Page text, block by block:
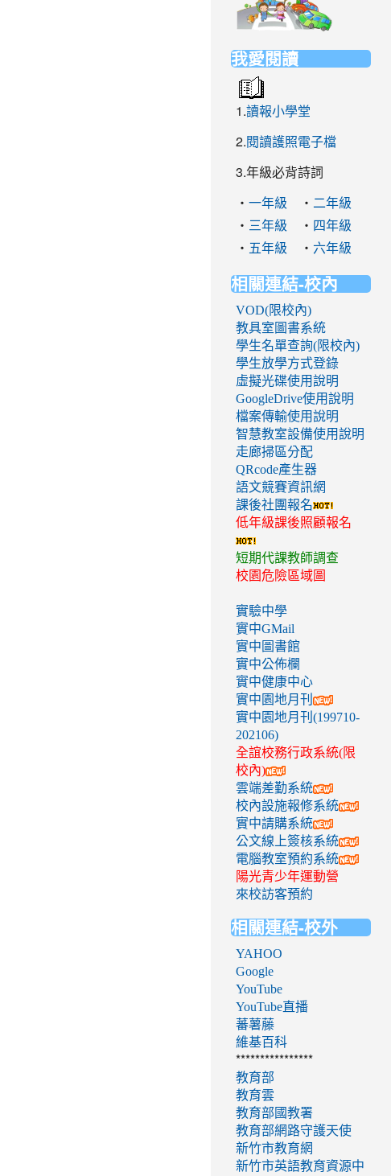
https://
我愛閱讀
1.讀報小學堂
2.閱讀護照電子檔
3.年級必背詩詞
‧ 一年級 ‧ 二年級
‧ 三年級 ‧ 四年級
‧ 五年級 ‧ 六年級
相關連結-校內
VOD(限校內)
教具室圖書系統
學生名單查詢(限校內)
學生放學方式登錄
虛擬光碟使用說明
GoogleDrive使用說明
檔案傳輸使用說明
智慧教室設備使用說明
走廊掃區分配
QRcode產生器
語文競賽資訊網
課後社團報名
低年級課後照顧報名
短期代課教師調查
校園危險區域圖
實驗中學
實中GMail
實中圖書館
實中公佈欄
實中健康中心
實中園地月刊
實中園地月刊(199710-
202106)
全誼校務行政系統(限
校內)
雲端差勤系統
校內設施報修系統
實中請購系統
公文線上簽核系統
電腦教室預約系統
陽光青少年運動營
來校訪客預約
相關連結-校外
YAHOO
Google
YouTube
YouTube直播
蕃薯藤
維基百科
****************
教育部
教育雲
教育部國教署
教育部網路守護天使
新竹市教育網
新竹市英語教育資源中